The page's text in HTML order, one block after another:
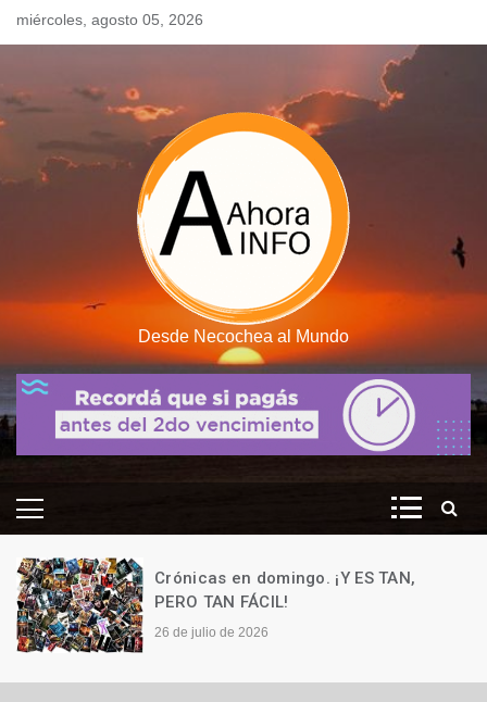
Skipmiércoles, agosto 05, 2026
Desde Necochea al Mundo
Crónicas en domingo. ¡Y ES TAN,
PERO TAN FÁCIL!
26 de julio de 2026